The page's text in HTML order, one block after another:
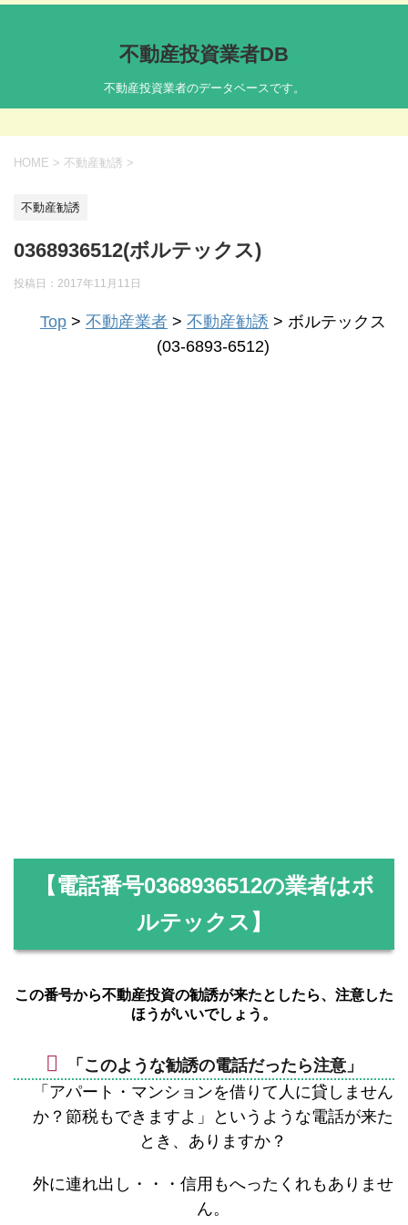
不動産投資業者DB
不動産投資業者のデータベースです。
HOME > 不動産勧誘 >
不動産勧誘
0368936512(ボルテックス)
投稿日： 2017年11月11日
Top > 不動産業者 > 不動産勧誘 > ボルテックス
(03-6893-6512)
【電話番号0368936512の業者はボ
ルテックス】
この番号から不動産投資の勧誘が来たとしたら、注意した
ほうがいいでしょう。
「このような勧誘の電話だったら注意」
「アパート・マンションを借りて人に貸しません
か？節税もできますよ」というような電話が来た
とき、ありますか？
外に連れ出し・・・信用もへったくれもありませ
ん。